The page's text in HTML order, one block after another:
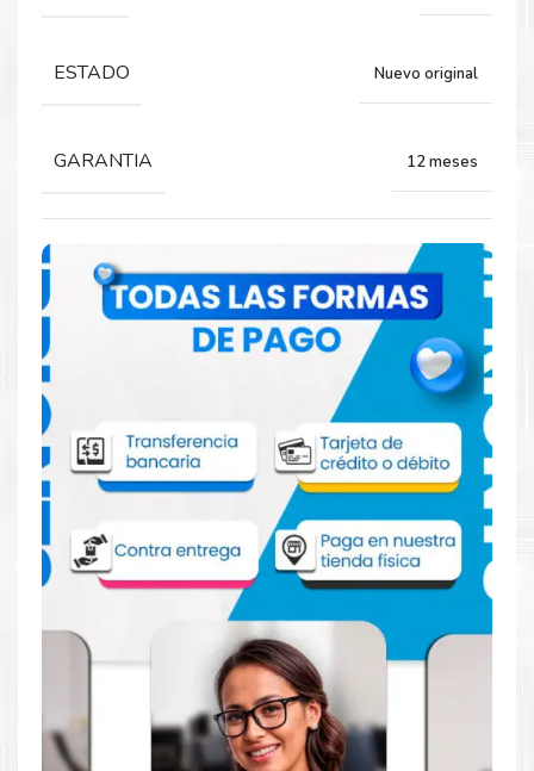
Comprar Drum Xerox 013R00688 para
impresora B7120 B7125 B7130
Aprovecha nuestra experiencia y atención para adquirir tus
productos. Tenemos promociones todos los dias. Escríbenos o
visítanos hoy para encontrar la solución perfecta para tu
impresora Xerox, como el
Drum Xerox 013R00688 para
impresora B7120 B7125 B7130 .
Dónde comprar Drum para impresora
B7120 B7125 B7130 en Lima o para
Xerox. Descubre la mejor manera de
Drum Xerox 013R00688 para impresora B7120
B7125 B7130.
Ofrecemos una amplia selección de productos
originales que garantizan un rendimiento óptimo y duradero
ESTADO Nuevo original
GARANTIA 12 meses